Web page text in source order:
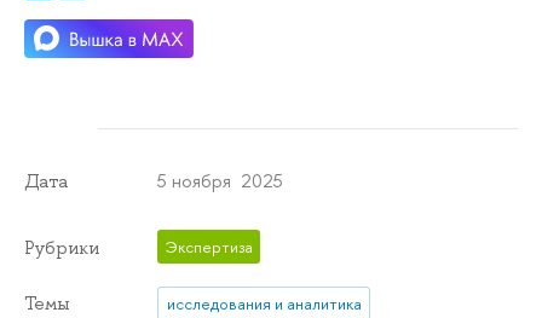
Дата 5 ноября 2025
Рубрики Экспертиза
Темы
исследования и аналитика